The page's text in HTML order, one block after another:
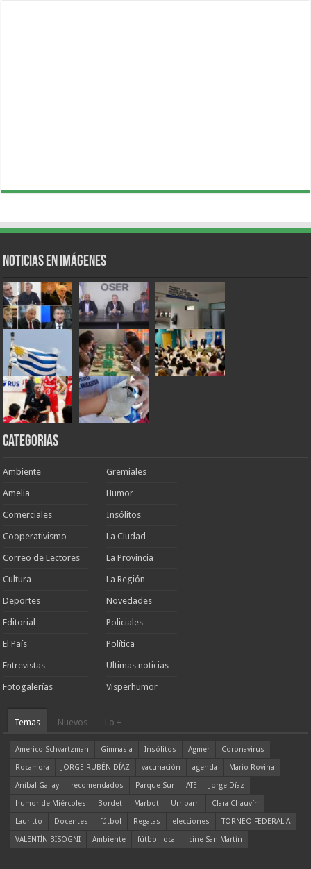
Noticias en Imágenes
Categorias
Ambiente
Amelia
Comerciales
Cooperativismo
Correo de Lectores
Cultura
Deportes
Editorial
El País
Entrevistas
Fotogalerías
Gremiales
Humor
Insólitos
La Ciudad
La Provincia
La Región
Novedades
Policiales
Política
Ultimas noticias
Visperhumor
Temas Nuevos Lo +
Americo Schvartzman Gimnasia Insólitos Agmer
Coronavirus
Rocamora
JORGE RUBÉN DÍAZ vacunación agenda
Mario Rovina
Aníbal Gallay
recomendados Parque Sur ATE
Jorge Díaz
humor de Miércoles
Bordet Marbot Urribarri
Clara Chauvín
Lauritto
Docentes fútbol Regatas elecciones
TORNEO FEDERAL A
VALENTÍN BISOGNI
Ambiente fútbol local cine San Martín